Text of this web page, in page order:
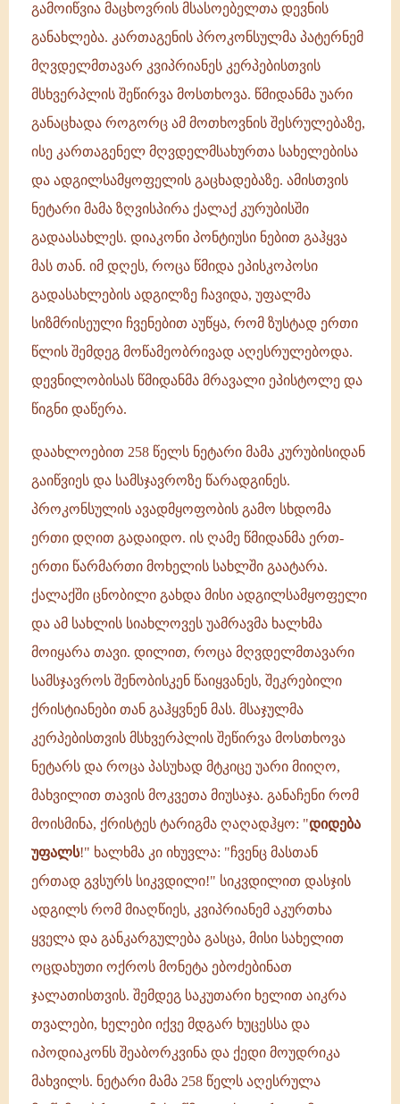
გამოიწვია მაცხოვრის მსასოებელთა დევნის
განახლება. კართაგენის პროკონსულმა პატერნემ
მღვდელმთავარ კვიპრიანეს კერპებისთვის
მსხვერპლის შეწირვა მოსთხოვა. წმიდანმა უარი
განაცხადა როგორც ამ მოთხოვნის შესრულებაზე,
ისე კართაგენელ მღვდელმსახურთა სახელებისა
და ადგილსამყოფელის გაცხადებაზე. ამისთვის
ნეტარი მამა ზღვისპირა ქალაქ კურუბისში
გადაასახლეს. დიაკონი პონტიუსი ნებით გაჰყვა
მას თან. იმ დღეს, როცა წმიდა ეპისკოპოსი
გადასახლების ადგილზე ჩავიდა, უფალმა
სიზმრისეული ჩვენებით აუწყა, რომ ზუსტად ერთი
წლის შემდეგ მოწამეობრივად აღესრულებოდა.
დევნილობისას წმიდანმა მრავალი ეპისტოლე და
წიგნი დაწერა.
დაახლოებით 258 წელს ნეტარი მამა კურუბისიდან
გაიწვიეს და სამსჯავროზე წარადგინეს.
პროკონსულის ავადმყოფობის გამო სხდომა
ერთი დღით გადაიდო. ის ღამე წმიდანმა ერთ-
ერთი წარმართი მოხელის სახლში გაატარა.
ქალაქში ცნობილი გახდა მისი ადგილსამყოფელი
და ამ სახლის სიახლოვეს უამრავმა ხალხმა
მოიყარა თავი. დილით, როცა მღვდელმთავარი
სამსჯავროს შენობისკენ წაიყვანეს, შეკრებილი
ქრისტიანები თან გაჰყვნენ მას. მსაჯულმა
კერპებისთვის მსხვერპლის შეწირვა მოსთხოვა
ნეტარს და როცა პასუხად მტკიცე უარი მიიღო,
მახვილით თავის მოკვეთა მიუსაჯა. განაჩენი რომ
მოისმინა, ქრისტეს ტარიგმა ღაღადჰყო: "დიდება
უფალს!" ხალხმა კი იხუვლა: "ჩვენც მასთან
ერთად გვსურს სიკვდილი!" სიკვდილით დასჯის
ადგილს რომ მიაღწიეს, კვიპრიანემ აკურთხა
ყველა და განკარგულება გასცა, მისი სახელით
ოცდახუთი ოქროს მონეტა ებოძებინათ
ჯალათისთვის. შემდეგ საკუთარი ხელით აიკრა
თვალები, ხელები იქვე მდგარ ხუცესსა და
იპოდიაკონს შეაბორკვინა და ქედი მოუდრიკა
მახვილს. ნეტარი მამა 258 წელს აღესრულა